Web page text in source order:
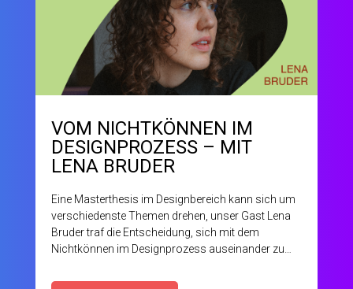
VOM NICHTKÖNNEN IM
DESIGNPROZESS – MIT
LENA BRUDER
Eine Masterthesis im Designbereich kann sich um
verschiedenste Themen drehen, unser Gast Lena
Bruder traf die Entscheidung, sich mit dem
Nichtkönnen im Designprozess auseinander zu
spannendes Thema, dass wir nicht anders